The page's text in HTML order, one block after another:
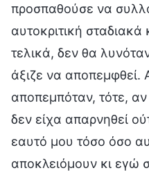
προσπαθούσε να
αυτοκριτική
τελικά, δεν θα
άξιζε να αποπεμφθεί.
αποπεμπόταν, τότε,
δεν είχα απαρνηθεί
εαυτό μου τόσο όσο
αποκλειόμουν κι εγώ